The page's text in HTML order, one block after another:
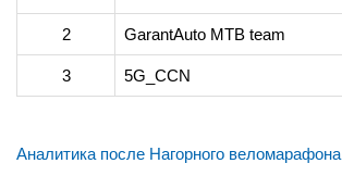
2 GarantAuto MTB team
3 5G_CCN
Аналитика после Нагорного веломарафона